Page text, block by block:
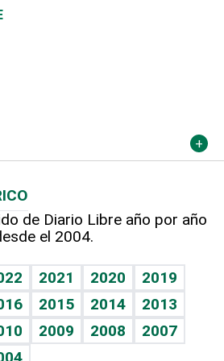
de Diario Libre año por año
el 2004.
2021 2020
2019
2015 2014
2013
2009 2008
2007